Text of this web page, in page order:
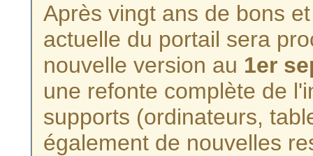
Après vingt ans de bons
actuelle du portail sera
nouvelle version au 1er
une refonte complète de
supports (ordinateurs,
également de nouvelles